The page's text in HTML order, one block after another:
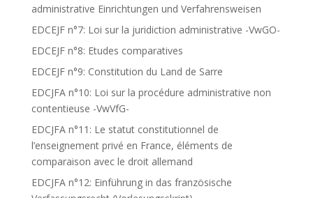
administrative Einrichtungen und Verfahrensweisen
EDCEJF n°7: Loi sur la juridiction administrative -VwGO-
EDCEJF n°8: Etudes comparatives
EDCEJF n°9: Constitution du Land de Sarre
EDCJFA n°10: Loi sur la procédure administrative non
contentieuse -VwVfG-
EDCJFA n°11: Le statut constitutionnel de
l’enseignement privé en France, éléments de
comparaison avec le droit allemand
EDCJFA n°12: Einführung in das französische